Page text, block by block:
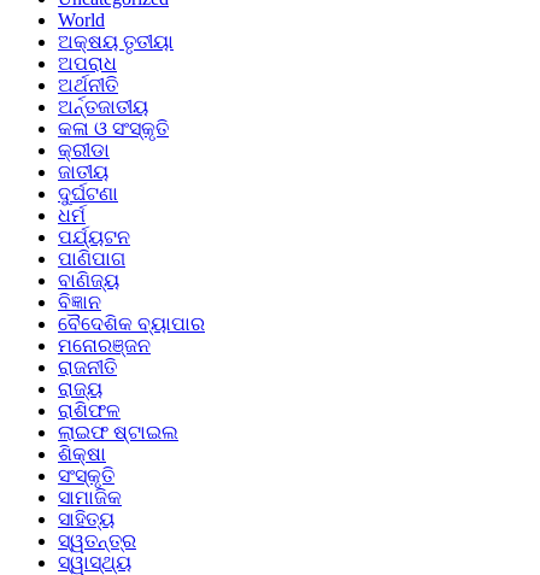
World
ଅକ୍ଷୟ ତୃତୀୟା
ଅପରାଧ
ଅର୍ଥନୀତି
ଅର୍ନ୍ତଜାତୀୟ
କଳା ଓ ସଂସ୍କୃତି
କ୍ରୀଡା
ଜାତୀୟ
ଦୁର୍ଘଟଣା
ଧର୍ମ
ପର୍ଯ୍ୟଟନ
ପାଣିପାଗ
ବାଣିଜ୍ୟ
ବିଜ୍ଞାନ
ବୈଦେଶିକ ବ୍ୟାପାର
ମନୋରଞ୍ଜନ
ରାଜନୀତି
ରାଜ୍ୟ
ରାଶିଫଳ
ଲାଇଫ ଷ୍ଟାଇଲ
ଶିକ୍ଷା
ସଂସ୍କୃତି
ସାମାଜିକ
ସାହିତ୍ୟ
ସ୍ୱତନ୍ତ୍ର
ସ୍ୱାସ୍ଥ୍ୟ